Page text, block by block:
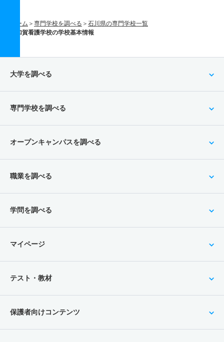
ホーム 専門学校を調べる
石川県の専門学校一覧
加賀看護学校の学校基本情報
大学を調べる
専門学校を調べる
オープンキャンパスを調べる
職業を調べる
学問を調べる
マイページ
テスト・教材
保護者向けコンテンツ